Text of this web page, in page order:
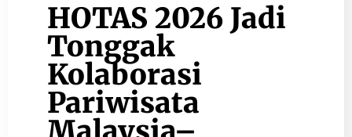
HOTAS 2026 Jadi
Tonggak
Kolaborasi
Pariwisata